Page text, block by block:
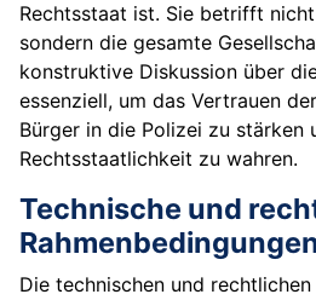
Rechtsstaat ist. Sie betrifft
sondern die gesamte
konstruktive Diskussion über
essenziell, um das Vertrauen
Bürger in die Polizei zu stärken
Rechtsstaatlichkeit zu wahren.
Technische und
Die technischen und